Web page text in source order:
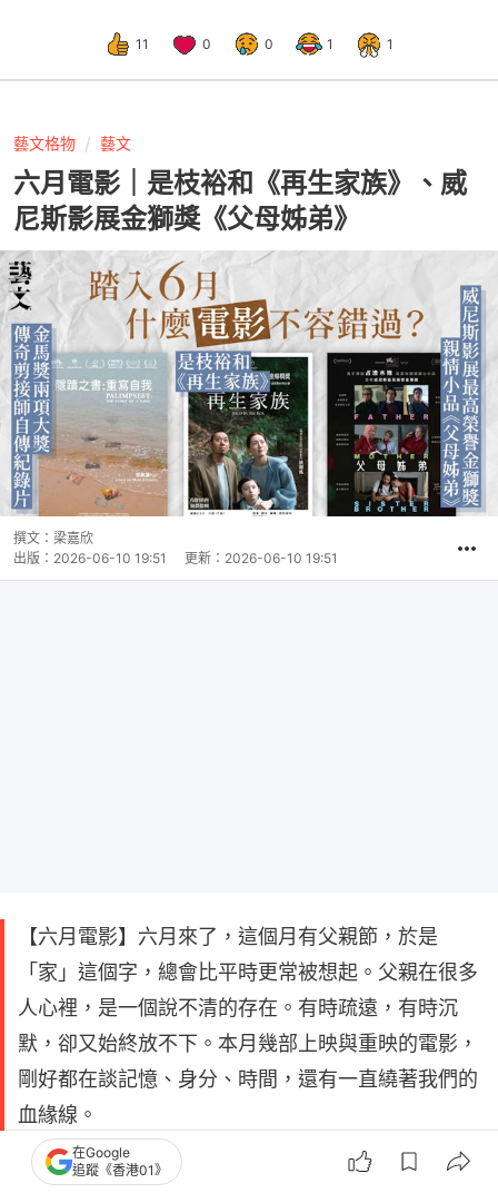
11 0 0 1 1
藝文格物 藝文
六月電影｜是枝裕和《再生家族》、威
尼斯影展金獅獎《父母姊弟》
撰文： 梁嘉欣
出版： 2026-06-10 19:51 更新： 2026-06-10 19:51
【六月電影】六月來了，這個月有父親節，於是
「家」這個字，總會比平時更常被想起。父親在很多
人心裡，是一個說不清的存在。有時疏遠，有時沉
默，卻又始終放不下。本月幾部上映與重映的電影，
剛好都在談記憶、身分、時間，還有一直繞著我們的
血緣線。
今期為大家精選了六部於六月份上映及作特別放映的
在Google
追蹤《香港01》